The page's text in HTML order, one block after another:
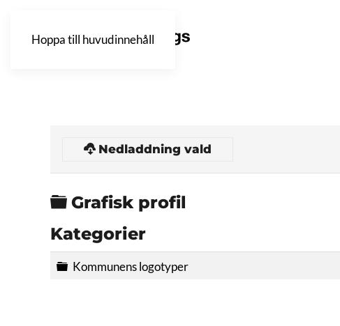
Hoppa till huvudinnehåll
Nedladdning vald
Mapp
Grafisk profil
Kategorier
Mapp
Kommunens logotyper